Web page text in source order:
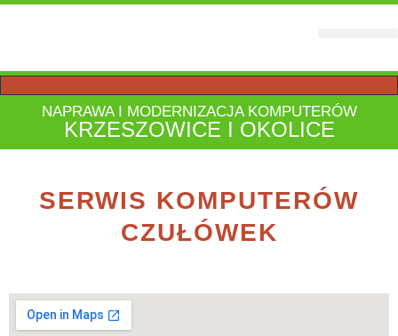
NAPRAWA I MODERNIZACJA KOMPUTERÓW
KRZESZOWICE I OKOLICE
SERWIS KOMPUTERÓW
CZUŁÓWEK